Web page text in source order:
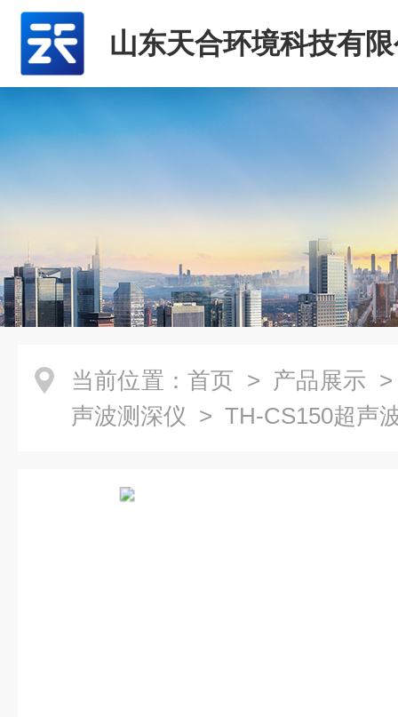
山东天合环境科技有
当前位置： 首页 > 产品展示
声波测深仪 > TH-CS150超声